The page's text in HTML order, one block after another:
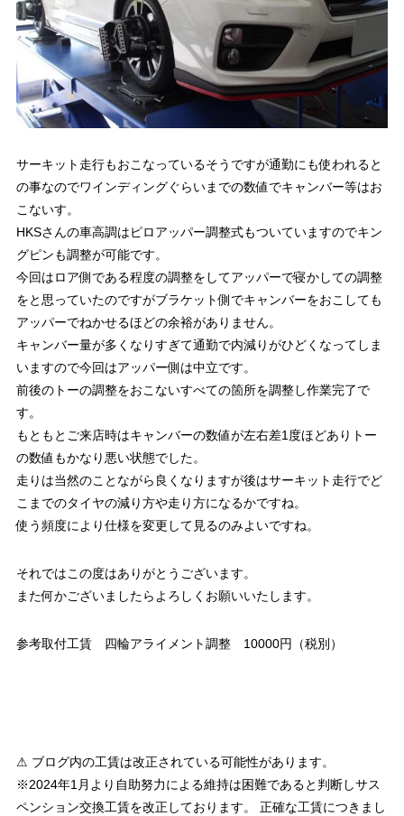
サーキット走行もおこなっているそうですが通勤にも使われると
の事なのでワインディングぐらいまでの数値でキャンバー等はお
こないす。
HKSさんの車高調はピロアッパー調整式もついていますのでキン
グピンも調整が可能です。
今回はロア側である程度の調整をしてアッパーで寝かしての調整
をと思っていたのですがブラケット側でキャンバーをおこしても
アッパーでねかせるほどの余裕がありません。
キャンバー量が多くなりすぎて通勤で内減りがひどくなってしま
いますので今回はアッパー側は中立です。
前後のトーの調整をおこないすべての箇所を調整し作業完了で
す。
もともとご来店時はキャンバーの数値が左右差1度ほどありトー
の数値もかなり悪い状態でした。
走りは当然のことながら良くなりますが後はサーキット走行でど
こまでのタイヤの減り方や走り方になるかですね。
使う頻度により仕様を変更して見るのみよいですね。
それではこの度はありがとうございます。
また何かございましたらよろしくお願いいたします。
参考取付工賃 四輪アライメント調整 10000円（税別）
⚠ ブログ内の工賃は改正されている可能性があります。
※2024年1月より自助努力による維持は困難であると判断しサス
ペンション交換工賃を改正しております。 正確な工賃につきまし